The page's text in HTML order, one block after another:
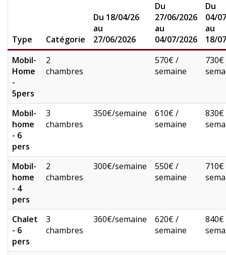
Type Catégorie
Du 18/04/26
au
27/06/2026
Du
27/06/2026
au
04/07/2026
Du
04/
au
18/
Mobil-
Home
-
5pers
2
chambres
570€ /
semaine
Mobil-
home
- 6
pers
3
chambres
350€/semaine
610€ /
semaine
Mobil-
home
- 4
pers
2
chambres
300€/semaine
550€ /
semaine
Chalet
- 6
pers
3
chambres
360€/semaine
620€ /
semaine